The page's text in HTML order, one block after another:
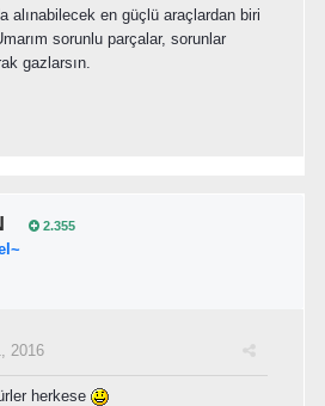
alınabilecek en güçlü araçlardan biri
sorunlu parçalar, sorunlar
gazlarsın.
2.355
2016
herkese